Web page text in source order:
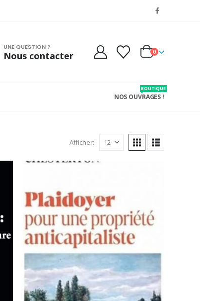
UNE QUESTION ?
Nous contacter 0
NOS OUVRAGES !
BOUTIQUE
Afficher: